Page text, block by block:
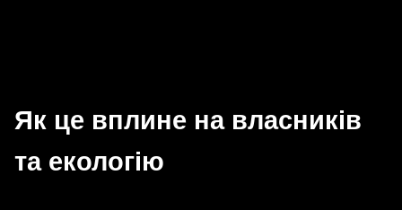
Як це вплине на власників
та екологію